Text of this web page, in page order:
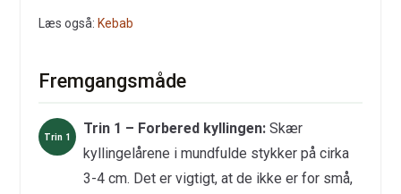
Læs også: Kebab
Fremgangsmåde
Trin 1 – Forbered kyllingen:Skær
kyllingelårene i mundfulde stykker på cirka
3-4 cm. Det er vigtigt, at de ikke er for små,